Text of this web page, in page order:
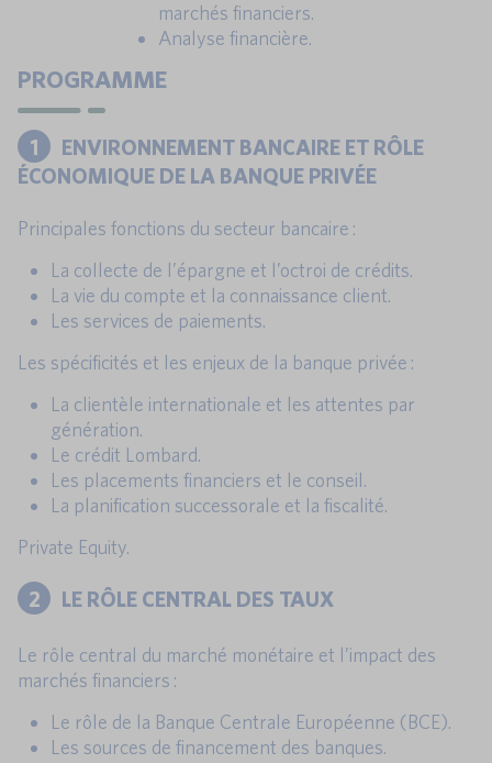
marchés financiers.
Analyse financière.
PROGRAMME
1
ENVIRONNEMENT BANCAIRE ET RÔLE
ÉCONOMIQUE DE LA BANQUE PRIVÉE
Principales fonctions du secteur bancaire :
La collecte de l’épargne et l’octroi de crédits.
La vie du compte et la connaissance client.
Les services de paiements.
Les spécificités et les enjeux de la banque privée :
La clientèle internationale et les attentes par
génération.
Le crédit Lombard.
Les placements financiers et le conseil.
La planification successorale et la fiscalité.
Private Equity.
2 LE RÔLE CENTRAL DES TAUX
Le rôle central du marché monétaire et l’impact des
marchés financiers :
Le rôle de la Banque Centrale Européenne (BCE).
Les sources de financement des banques.